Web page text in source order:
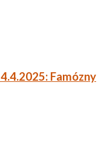
Famózny